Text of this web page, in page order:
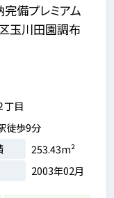
完備プレミアム
玉川田園調布
丁目
徒歩9分
253.43m²
2003年02月